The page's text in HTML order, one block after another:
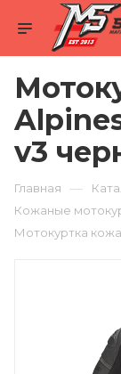
v3
Главная —
Кожаные
Мотокуртка